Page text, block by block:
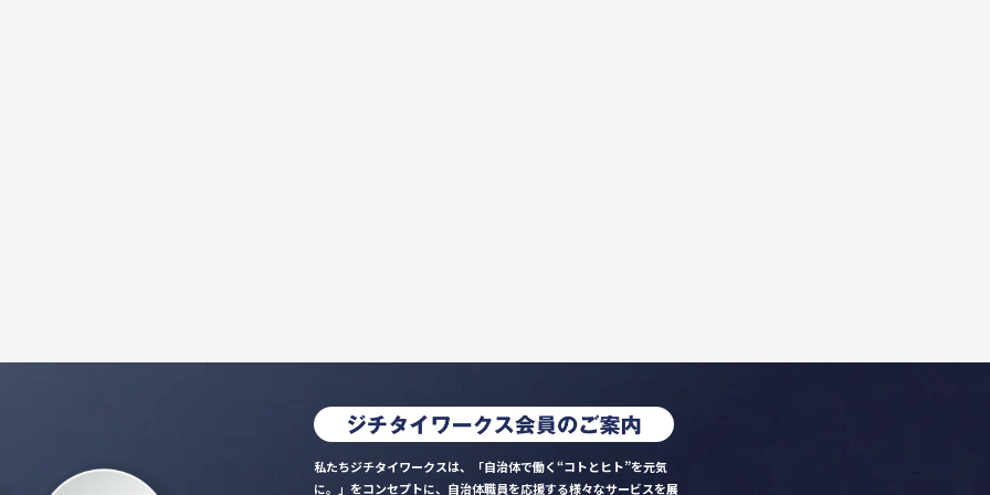
私たちジチタイワークスは、「自治体で働く“コトとヒト”を元気
に。」をコンセプトに、自治体職員を応援する様々なサービスを展